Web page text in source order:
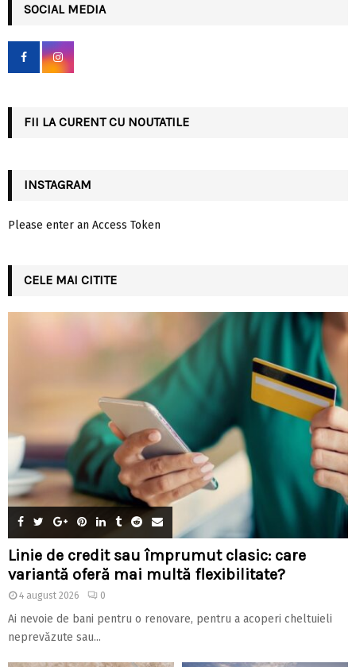
h
f
r
SOCIAL MEDIA
FII LA CURENT CU NOUTATILE
INSTAGRAM
Please enter an Access Token
CELE MAI CITITE
Linie de credit sau împrumut clasic: care
variantă oferă mai multă flexibilitate?
4 august 2026 0
Ai nevoie de bani pentru o renovare, pentru a acoperi cheltuieli
neprevăzute sau...